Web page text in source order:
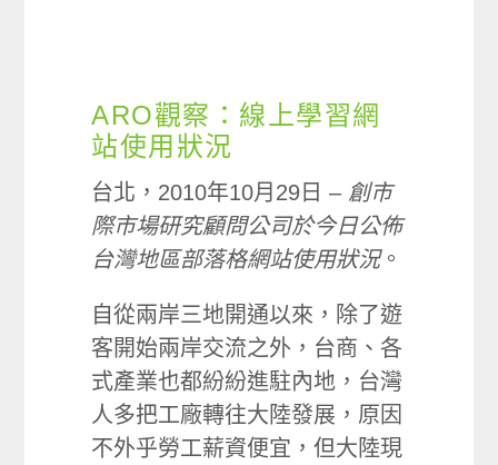
ARO觀察：線上學習網
站使用狀況
台北，2010年10月29日 – 創市
際市場研究顧問公司於今日公佈
台灣地區部落格網站使用狀況。
自從兩岸三地開通以來，除了遊
客開始兩岸交流之外，台商、各
式產業也都紛紛進駐內地，台灣
人多把工廠轉往大陸發展，原因
不外乎勞工薪資便宜，但大陸現